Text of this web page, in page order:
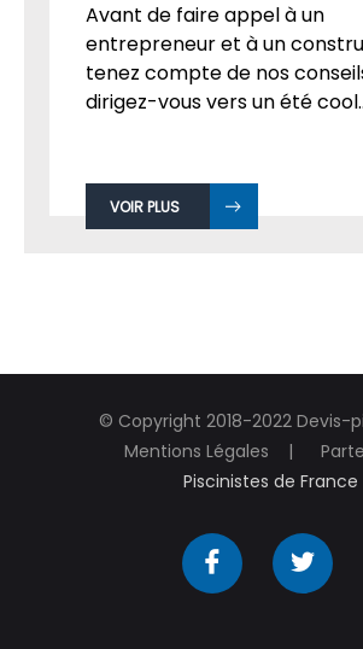
Avant de faire appel à un
entrepreneur et à un
tenez compte de nos
dirigez-vous vers un été
VOIR PLUS
© Copyright 2018-2022 Devis-
Mentions Légales
Piscinistes de France